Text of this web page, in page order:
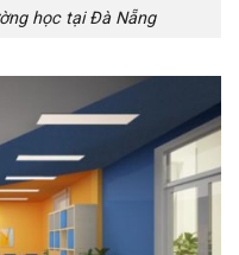
học tại Đà Nẵng